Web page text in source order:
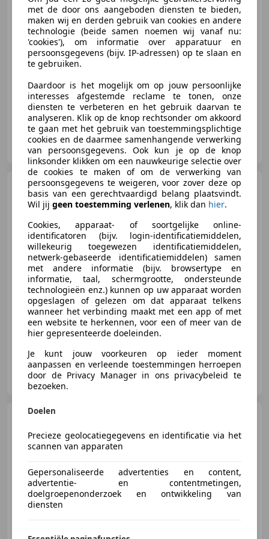
€ 107.950
05/2023 93.750 km
Signature Cars By Absolute Motors
Signature Cars
NL-2988 CM RIDDERKERK
Land Rover Defender
110 P300e X-Dynamic HSE
Jumpseat 6p Urban Wide Tra
€ 139.950 1
01/2025 40 km Elektro/Benzine
-/-
Signature Cars By Absolute Motors
Signature Cars
NL-2988 CM RIDDERKERK
OF 25 Limited Carbon
€ 164.950
met de door ons aangeboden diensten te bieden,
maken wij en derden gebruik van cookies en andere
technologie (beide samen noemen wij vanaf nu:
'cookies'), om informatie over apparatuur en
persoonsgegevens (bijv. IP-adressen) op te slaan en
te gebruiken.
Daardoor is het mogelijk om op jouw persoonlijke
interesses afgestemde reclame te tonen, onze
diensten te verbeteren en het gebruik daarvan te
analyseren. Klik op de knop rechtsonder om akkoord
te gaan met het gebruik van toestemmingsplichtige
cookies en de daarmee samenhangende verwerking
van persoonsgegevens. Ook kun je op de knop
linksonder klikken om een nauwkeurige selectie over
de cookies te maken of om de verwerking van
persoonsgegevens te weigeren, voor zover deze op
basis van een gerechtvaardigd belang plaatsvindt.
Wil jij geen toestemming verlenen, klik dan hier.
Cookies, apparaat- of soortgelijke online-
identificatoren (bijv. login-identificatiemiddelen,
willekeurig toegewezen identificatiemiddelen,
netwerk-gebaseerde identificatiemiddelen) samen
met andere informatie (bijv. browsertype en
informatie, taal, schermgrootte, ondersteunde
technologieën enz.) kunnen op uw apparaat worden
opgeslagen of gelezen om dat apparaat telkens
wanneer het verbinding maakt met een app of met
een website te herkennen, voor een of meer van de
hier gepresenteerde doeleinden.
Je kunt jouw voorkeuren op ieder moment
aanpassen en verleende toestemmingen herroepen
door de Privacy Manager in ons privacybeleid te
bezoeken.
Doelen
Precieze geolocatiegegevens en identificatie via het
scannen van apparaten
Gepersonaliseerde advertenties en content,
advertentie- en contentmetingen,
doelgroepenonderzoek en ontwikkeling van
diensten